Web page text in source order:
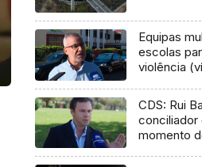
Equipas
escolas
violência
CDS: Rui
conciliador
momento